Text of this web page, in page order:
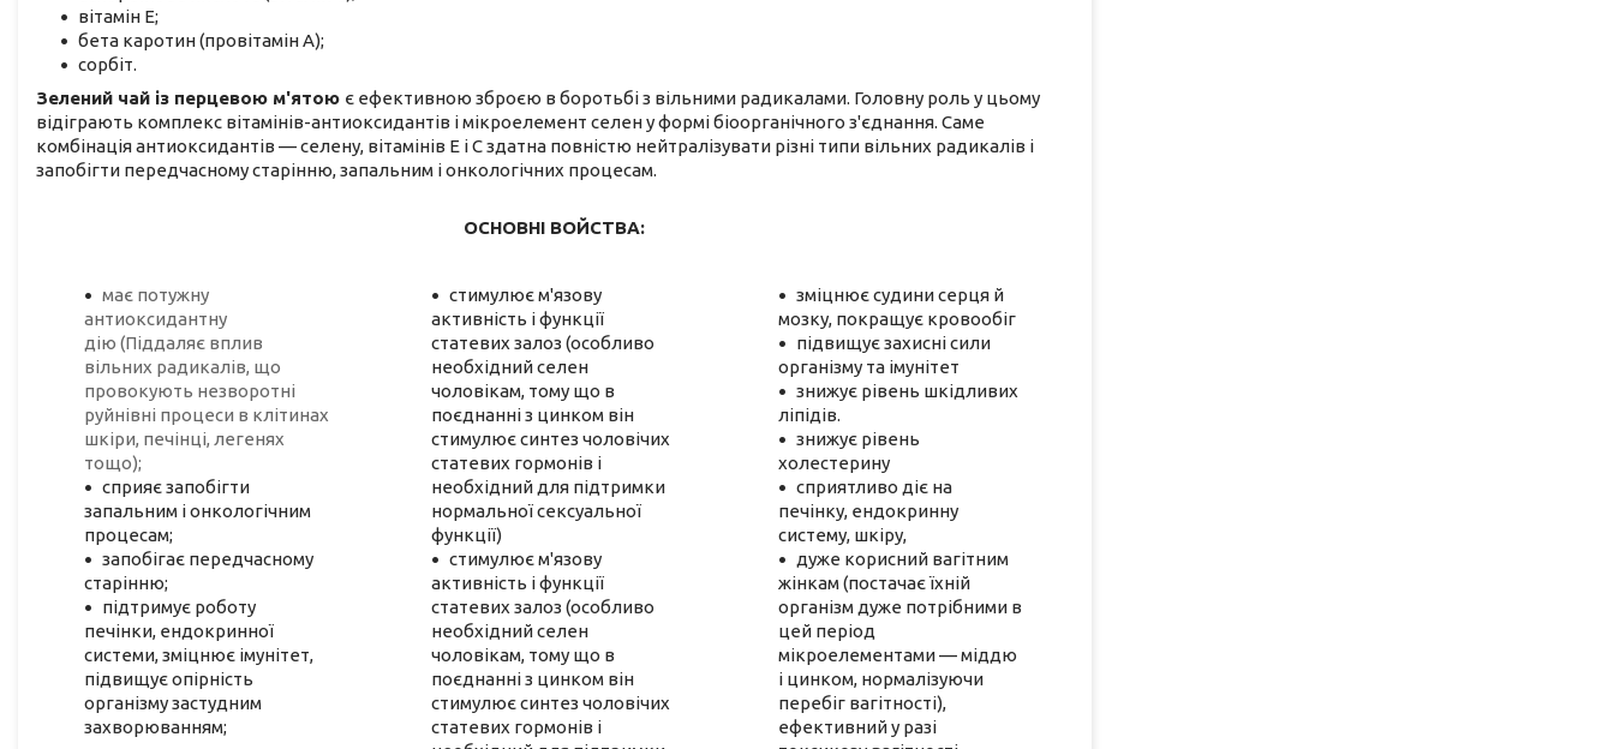
вітамін Е;
бета каротин (провітамін А);
сорбіт.
Зелений чай із перцевою м'ятою є ефективною зброєю в боротьбі з вільними радикалами. Головну роль у цьому
відіграють комплекс вітамінів-антиоксидантів і мікроелемент селен у формі біоорганічного з'єднання. Саме
комбінація антиоксидантів — селену, вітамінів Е і С здатна повністю нейтралізувати різні типи вільних радикалів і
запобігти передчасному старінню, запальним і онкологічних процесам.
ОСНОВНІ ВОЙСТВА:
має потужну
антиоксидантну
дію (Піддаляє вплив
вільних радикалів, що
провокують незворотні
руйнівні процеси в клітинах
шкіри, печінці, легенях
тощо);
сприяє запобігти
запальним і онкологічним
процесам;
запобігає передчасному
старінню;
підтримує роботу
печінки, ендокринної
системи, зміцнює імунітет,
підвищує опірність
організму застудним
захворюванням;
стимулює м'язову
активність і функції
статевих залоз (особливо
необхідний селен
чоловікам, тому що в
поєднанні з цинком він
стимулює синтез чоловічих
статевих гормонів і
необхідний для підтримки
нормальної сексуальної
функції)
стимулює м'язову
активність і функції
статевих залоз (особливо
необхідний селен
чоловікам, тому що в
поєднанні з цинком він
стимулює синтез чоловічих
статевих гормонів і
зміцнює судини серця й
мозку, покращує кровообіг
підвищує захисні сили
організму та імунітет
знижує рівень шкідливих
ліпідів.
знижує рівень
холестерину
сприятливо діє на
печінку, ендокринну
систему, шкіру,
дуже корисний вагітним
жінкам (постачає їхній
організм дуже потрібними в
цей період
мікроелементами — міддю
і цинком, нормалізуючи
перебіг вагітності),
ефективний у разі